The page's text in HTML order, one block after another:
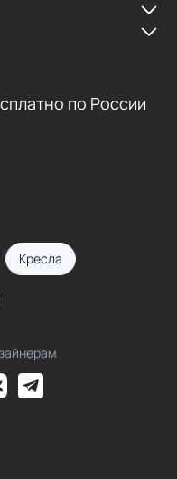
по России
Кресла